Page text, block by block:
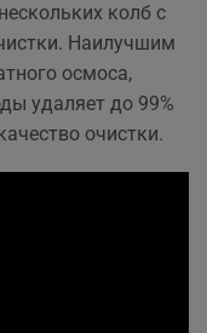
колб с
Наилучшим
осмоса,
удаляет до 99%
очистки.